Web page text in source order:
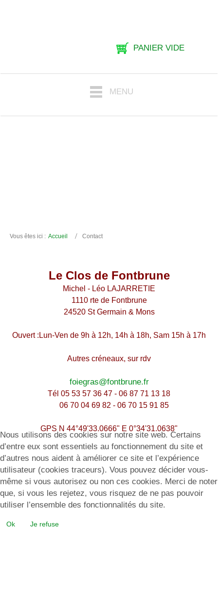
PANIER VIDE
MENU
Vous êtes ici : Accueil Contact
Le Clos de Fontbrune
Michel - Léo LAJARRETIE
1110 rte de Fontbrune
24520 St Germain & Mons
Ouvert :Lun-Ven de 9h à 12h, 14h à 18h, Sam 15h à 17h
Autres créneaux, sur rdv
foiegras@fontbrune.fr
Tél 05 53 57 36 47 - 06 87 71 13 18
06 70 04 69 82 - 06 70 15 91 85
GPS N 44°49'33.0666" E 0°34'31.0638"
Nous utilisons des cookies sur notre site web. Certains
d’entre eux sont essentiels au fonctionnement du site et
d’autres nous aident à améliorer ce site et l’expérience
utilisateur (cookies traceurs). Vous pouvez décider vous-
même si vous autorisez ou non ces cookies. Merci de noter
que, si vous les rejetez, vous risquez de ne pas pouvoir
utiliser l’ensemble des fonctionnalités du site.
Ok Je refuse